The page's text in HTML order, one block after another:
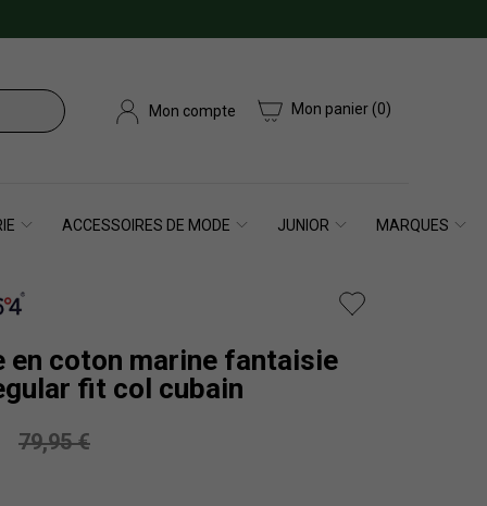
Mon compte Mon panier (0)
ACCESSOIRES DE MODE JUNIOR MARQUES
en coton marine fantaisie
fit col cubain
79,95 €